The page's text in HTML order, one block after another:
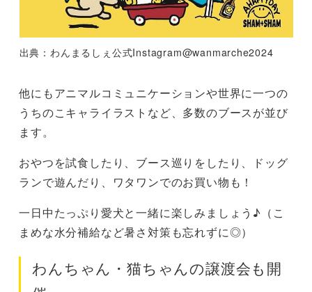
出典：わんまるしぇ公式Instagram@wanmarche2024
他にもアニマルコミュニケーションや世界に一つの
うちのこキャライラストなど、多数のブースが並び
ます。
おやつを試食したり、ブース巡りをしたり、ドッグ
ランで遊んだり、ワタワンでのお買い物も！
一日中たっぷり愛犬と一緒に楽しみましょう♪（こ
まめな水分補給など暑さ対策も忘れずに◎）
わんちゃん・猫ちゃんの譲渡会も開